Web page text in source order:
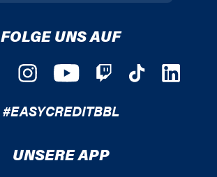
FOLGE UNS AUF
#EASYCREDITBBL
UNSERE APP